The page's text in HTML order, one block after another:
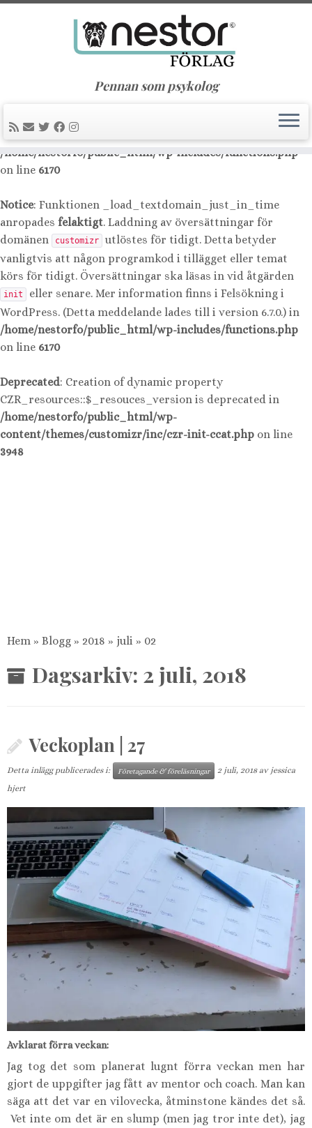
: Function _load_textdomain_just_in_time was
incorrectly. Translation loading for the
domain was triggered too early. This is usually an
indicator for some code in the plugin or theme running too
information. (This message was added in version 6.7.0.) in
/home/nestorfo/public_html/wp-includes/functions.php
on line 6170
Notice: Funktionen _load_textdomain_just_in_time
anropades felaktigt. Laddning av översättningar för
domänen
customizr
utlöstes för tidigt. Detta betyder
vanligtvis att någon programkod i tillägget eller temat
körs för tidigt. Översättningar ska läsas in vid åtgärden
init eller senare. Mer information finns i Felsökning i
WordPress. (Detta meddelande lades till i version 6.7.0.) in
/home/nestorfo/public_html/wp-includes/functions.php
on line 6170
Deprecated: Creation of dynamic property
CZR_resources::$_resouces_version is deprecated in
/home/nestorfo/public_html/wp-
content/themes/customizr/inc/czr-init-ccat.php on line
3948
Pennan som psykolog
Hem » Blogg » 2018 » juli » 02
Dagsarkiv: 2 juli, 2018
Veckoplan | 27
Detta inlägg publicerades i: Företagande & föreläsningar 2 juli, 2018 av jessica
hjert
Avklarat förra veckan:
Jag tog det som planerat lugnt förra veckan men har
gjort de uppgifter jag fått av mentor och coach. Man kan
säga att det var en vilovecka, åtminstone kändes det så.
Vet inte om det är en slump (men jag tror inte det), jag